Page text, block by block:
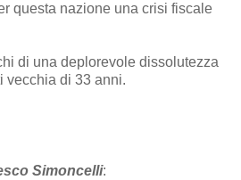
questa nazione una crisi fiscale
di una deplorevole dissolutezza
vecchia di 33 anni.
Simoncelli: